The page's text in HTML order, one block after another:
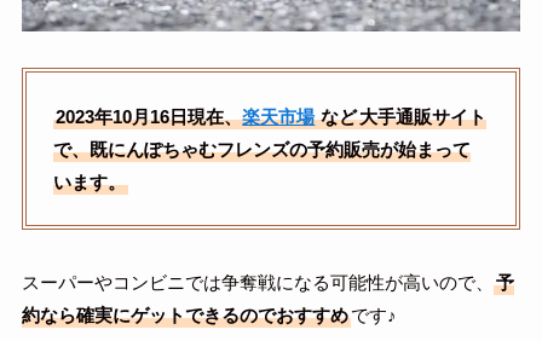
2023年10月16日現在、楽天市場 など大手通販サイト
で、既にんぽちゃむフレンズの予約販売が始まって
います。
スーパーやコンビニでは争奪戦になる可能性が高いので、
予
約なら確実にゲットできるのでおすすめです♪